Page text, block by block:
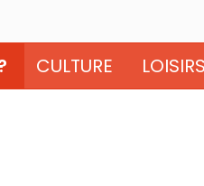
CULTURE LOISIRS